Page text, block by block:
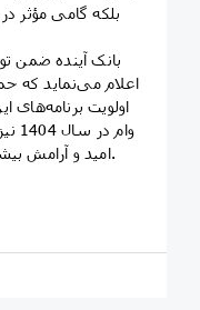
بلکه گامی مؤثر
بانک آینده ضمن
اعلام می‌نماید که
اولویت برنامه‌های
امید و آرامش بیشتری به خانواده‏های ایرانی هدیه شود.